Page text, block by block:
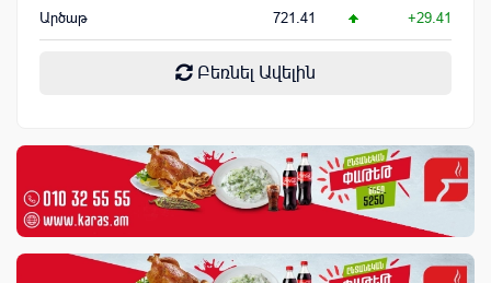
Արծաթ 721.41 +29.41
Բեռնել Ավելին